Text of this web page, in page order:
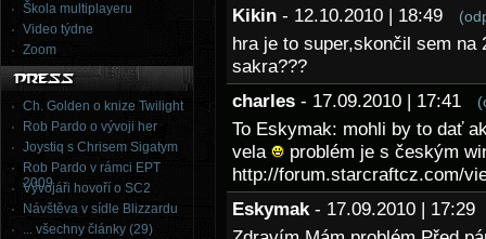
Škola multiplayeru
Video týdne
Zoom
Ch. Golden o knize Twilight
Rob Pardo o vývoji her
Joystiq s Chrisem Sigatym
Rob Pardo v rámci EPT
2009
Vývojáři hovoří o SC2
Návštěva v sídle Blizzardu
... všechny články (29)
Kikin - 12.10.2010 | 18:49
hra je to super,skončil sem
sakra???
charles - 17.09.2010 | 17:41
To Eskymak: mohli by to dať
vela
problém je s českým
http://forum.starcraftcz.com/
Eskymak - 17.09.2010 |